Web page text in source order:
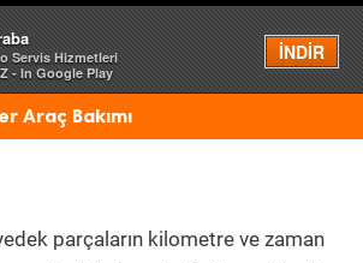
Servis Hizmetleri
- In Google Play
İNDİR
Menü
Araç Bakımı
parçaların kilometre ve zaman